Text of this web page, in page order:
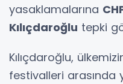
yasaklamalarına
Kılıçdaroğlu tepki
Kılıçdaroğlu,
festivalleri arasında